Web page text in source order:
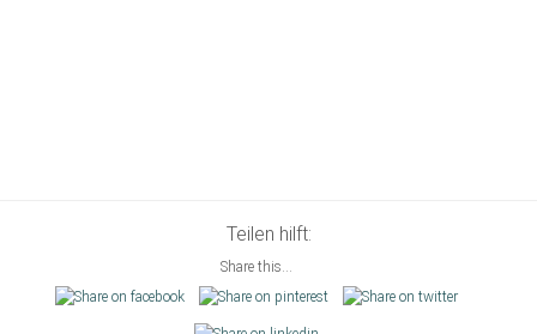
Teilen hilft:
Share this...